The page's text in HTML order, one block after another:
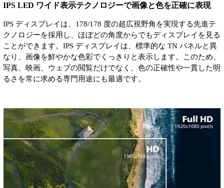
IPS LED ワイド表示テクノロジーで画像と色を正確に表現
IPS ディスプレイは、178/178 度の超広視野角を実現する先進テ
クノロジーを採用し、ほぼどの角度からでもディスプレイを見る
ことができます。IPS ディスプレイは、標準的な TN パネルと異
なり、画像を鮮やかな色彩でくっきりと表示します。このため、
写真、映画、ウェブの閲覧だけでなく、色の正確性や一貫した明
るさを常に求める専門用途にも最適です。